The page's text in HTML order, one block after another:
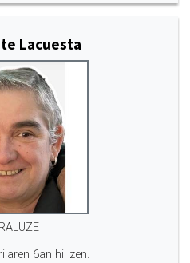
Lacuesta
6an hil zen.